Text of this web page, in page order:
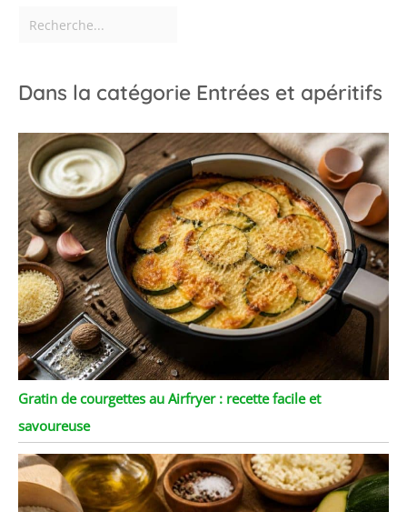
Dans la catégorie Entrées et apéritifs
Gratin de courgettes au Airfryer : recette facile et
savoureuse